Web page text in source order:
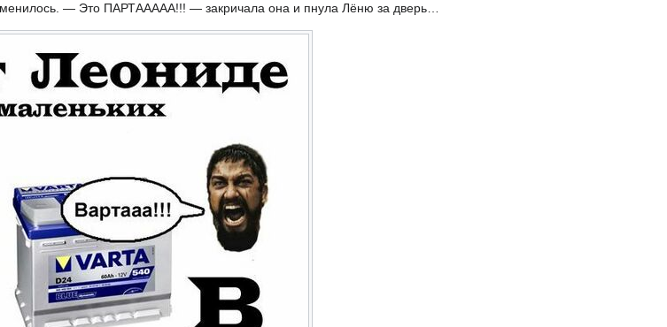
— Это ПАРТААААА!!! — закричала она и пнула Лёню за дверь…